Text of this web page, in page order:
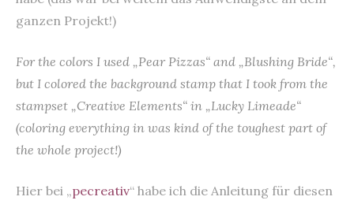
ganzen Projekt!)
For the colors I used „Pear Pizzas“ and „Blushing Bride“,
but I colored the background stamp that I took from the
stampset „Creative Elements“ in „Lucky Limeade“
(coloring everything in was kind of the toughest part of
the whole project!)
Hier bei „pecreativ“ habe ich die Anleitung für diesen